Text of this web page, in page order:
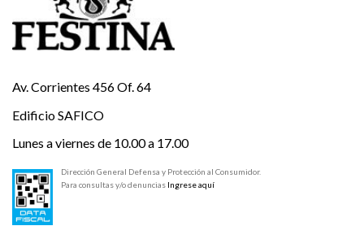
Av. Corrientes 456 Of. 64
Edificio SAFICO
Lunes a viernes de 10.00 a 17.00
Dirección General Defensa y Protección al Consumidor.
Para consultas y/o denuncias Ingrese aquí